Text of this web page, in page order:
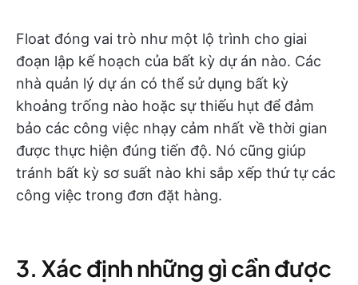
Float đóng vai trò như một lộ trình cho giai
đoạn lập kế hoạch của bất kỳ dự án nào. Các
nhà quản lý dự án có thể sử dụng bất kỳ
khoảng trống nào hoặc sự thiếu hụt để đảm
bảo các công việc nhạy cảm nhất về thời gian
được thực hiện đúng tiến độ. Nó cũng giúp
tránh bất kỳ sơ suất nào khi sắp xếp thứ tự các
công việc trong đơn đặt hàng.
3. Xác định những gì cần được